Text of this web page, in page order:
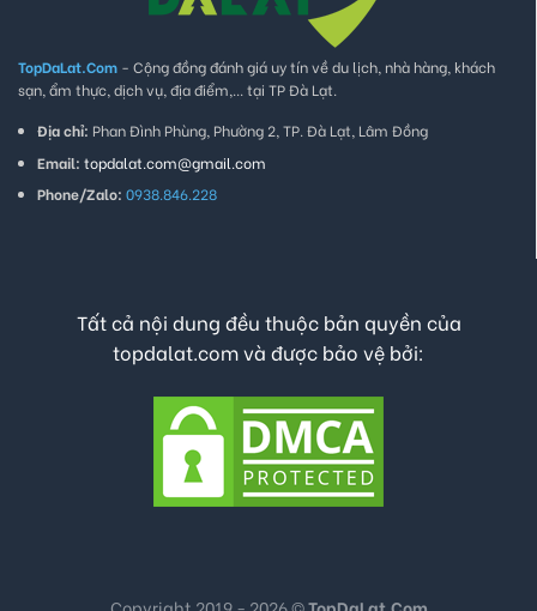
TopDaLat.Com - Cộng đồng đánh giá uy tín về du lịch, nhà hàng, khách
sạn, ẩm thực, dịch vụ, địa điểm,... tại TP Đà Lạt.
Địa chỉ: Phan Đình Phùng, Phường 2, TP. Đà Lạt, Lâm Đồng
Email: topdalat.com@gmail.com
Phone/Zalo: 0938.846.228
Tất cả nội dung đều thuộc bản quyền của
topdalat.com và được bảo vệ bởi: